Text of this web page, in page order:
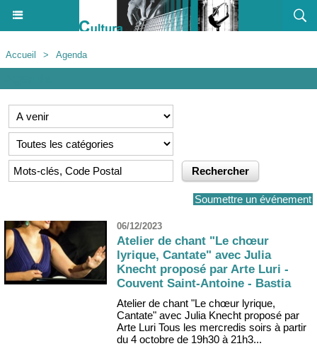
Accueil > Agenda
Soumettre un événement
06/12/2023
Atelier de chant "Le chœur
lyrique, Cantate" avec Julia
Knecht proposé par Arte Luri -
Couvent Saint-Antoine - Bastia
Atelier de chant "Le chœur lyrique,
Cantate" avec Julia Knecht proposé par
Arte Luri Tous les mercredis soirs à partir
du 4 octobre de 19h30 à 21h3...